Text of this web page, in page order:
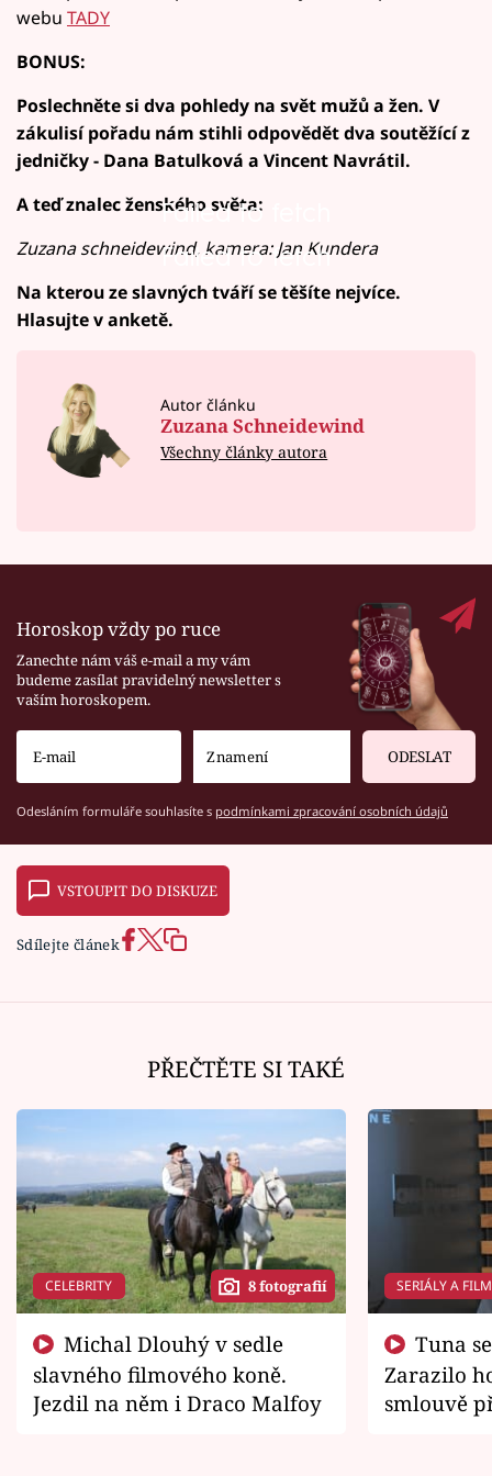
webu TADY
BONUS:
Poslechněte si dva pohledy na svět mužů a žen. V
zákulisí pořadu nám stihli odpovědět dva soutěžící z
jedničky - Dana Batulková a Vincent Navrátil.
Failed to fetch
A teď znalec ženského světa:
Failed to fetch
Zuzana schneidewind, kamera: Jan Kundera
Na kterou ze slavných tváří se těšíte nejvíce.
Hlasujte v anketě.
Autor článku
Zuzana Schneidewind
Všechny články autora
Horoskop vždy po ruce
Zanechte nám váš e-mail a my vám
budeme zasílat pravidelný newsletter s
vaším horoskopem.
ODESLAT
Odesláním formuláře souhlasíte s podmínkami zpracování osobních údajů
VSTOUPIT DO DISKUZE
Sdílejte článek
PŘEČTĚTE SI TAKÉ
CELEBRITY 8 fotografií
slavného filmového koně.
Jezdil na něm i Draco Malfoy
SERIÁLY A
Zarazilo
smlouvě